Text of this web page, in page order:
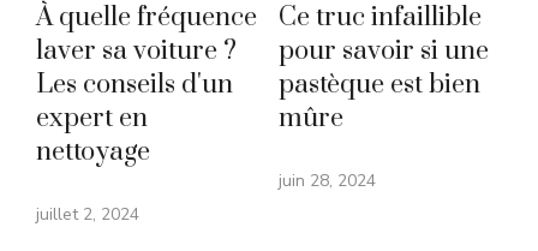
À quelle fréquence
laver sa voiture ?
Les conseils d'un
expert en
nettoyage
juillet 2, 2024
Ce truc infaillible
pour savoir si une
pastèque est bien
mûre
juin 28, 2024